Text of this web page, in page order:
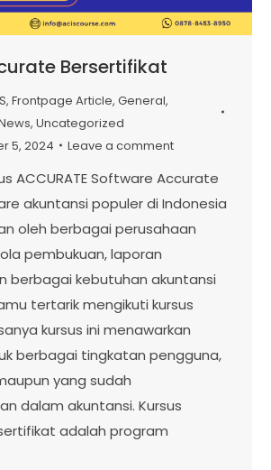
Bersertifikat
, Frontpage Article, General,
, Uncategorized
5, 2024 Leave a comment
ACCURATE Software Accurate
akuntansi populer di Indonesia
oleh berbagai perusahaan
pembukuan, laporan
berbagai kebutuhan akuntansi
tertarik mengikuti kursus
kursus ini menawarkan
berbagai tingkatan pengguna,
yang sudah
dalam akuntansi. Kursus
adalah program